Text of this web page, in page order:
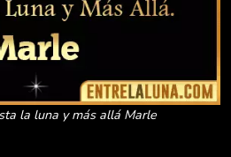
la luna y más allá Marle